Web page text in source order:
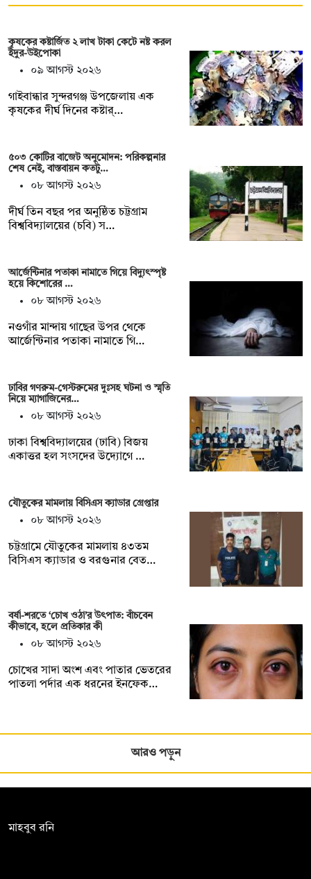
কৃষকের কষ্টার্জিত ২ লাখ টাকা কেটে নষ্ট করল
ইঁদুর-উইপোকা
০৯ আগস্ট ২০২৬
গাইবান্ধার সুন্দরগঞ্জ উপজেলায় এক
কৃষকের দীর্ঘ দিনের কষ্টার্…
৫০৩ কোটির বাজেট অনুমোদন: পরিকল্পনার
শেষ নেই, বাস্তবায়ন কতটু…
০৮ আগস্ট ২০২৬
দীর্ঘ তিন বছর পর অনুষ্ঠিত চট্টগ্রাম
বিশ্ববিদ্যালয়ের (চবি) স…
আর্জেন্টিনার পতাকা নামাতে গিয়ে বিদ্যুৎস্পৃষ্ট
হয়ে কিশোরের …
০৮ আগস্ট ২০২৬
নওগাঁর মান্দায় গাছের উপর থেকে
আর্জেন্টিনার পতাকা নামাতে গি…
ঢাবির গণরুম-গেস্টরুমের দুঃসহ ঘটনা ও স্মৃতি
নিয়ে ম্যাগাজিনের…
০৮ আগস্ট ২০২৬
ঢাকা বিশ্ববিদ্যালয়ের (ঢাবি) বিজয়
একাত্তর হল সংসদের উদ্যোগে …
যৌতুকের মামলায় বিসিএস ক্যাডার গ্রেপ্তার
০৮ আগস্ট ২০২৬
চট্টগ্রামে যৌতুকের মামলায় ৪৩তম
বিসিএস ক্যাডার ও বরগুনার বেত…
বর্ষা-শরতে ‘চোখ ওঠা’র উৎপাত: বাঁচবেন
কীভাবে, হলে প্রতিকার কী
০৮ আগস্ট ২০২৬
চোখের সাদা অংশ এবং পাতার ভেতরের
পাতলা পর্দার এক ধরনের ইনফেক…
আরও পড়ুন
মাহবুব রনি